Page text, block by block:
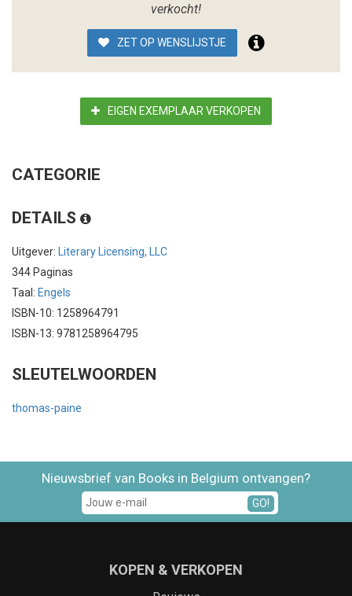
verkocht!
ZET OP WENSLIJSTJE
EIGEN EXEMPLAAR VERKOPEN
CATEGORIE
DETAILS
Uitgever:
Literary Licensing, LLC
344 Paginas
Taal: Engels
ISBN-10: 1258964791
ISBN-13: 9781258964795
SLEUTELWOORDEN
thomas-paine
Nieuwsbrief van Books in Belgium ontvangen?
GO!
KOPEN & VERKOPEN